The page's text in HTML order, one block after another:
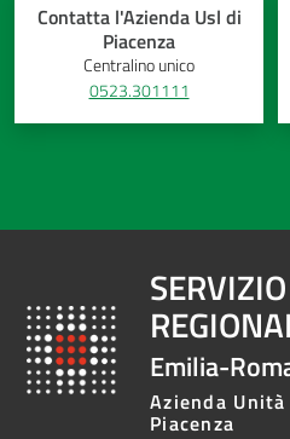
Contatta l'Azienda Usl di
Piacenza
Centralino unico
0523.301111
Emilia-
Azienda
Piacenza